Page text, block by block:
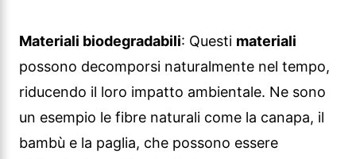
Materiali biodegradabili: Questi materiali
possono decomporsi naturalmente nel tempo,
riducendo il loro impatto ambientale. Ne sono
un esempio le fibre naturali come la canapa, il
bambù e la paglia, che possono essere